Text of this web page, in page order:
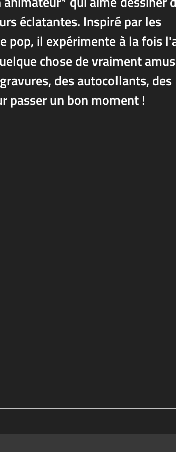
éclatantes. Inspiré par les
pop, il expérimente à la fois
chose de vraiment
des autocollants, des
passer un bon moment !